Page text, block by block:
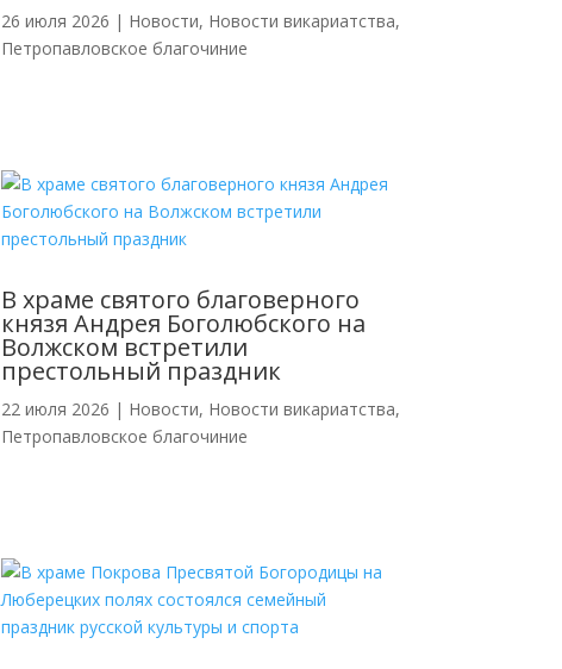
26 июля 2026 | Новости, Новости викариатства,
Петропавловское благочиние
В храме святого благоверного
князя Андрея Боголюбского на
Волжском встретили
престольный праздник
22 июля 2026 | Новости, Новости викариатства,
Петропавловское благочиние